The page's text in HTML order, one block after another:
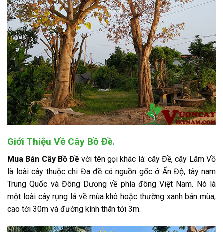
Giới Thiệu Về Cây Bồ Đề.
Mua Bán Cây Bồ Đề với tên gọi khác là: cây Đề, cây Lâm Vồ
là loài cây thuộc chi Đa đề có nguồn gốc ở Ấn Độ, tây nam
Trung Quốc và Đông Dương về phía đông Việt Nam. Nó là
một loài cây rụng lá về mùa khô hoặc thường xanh bán mùa,
cao tới 30m và đường kính thân tới 3m.